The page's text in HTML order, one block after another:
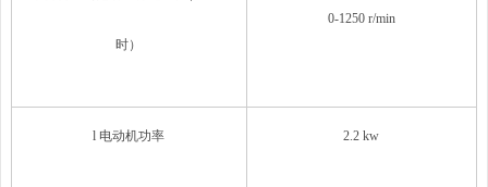
时）
0-1250 r/min
l 电动机功率 2.2 kw